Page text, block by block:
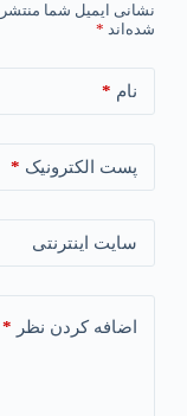
نشانی ایمیل شما
شده‌اند *
نام *
پست الکترونیک *
سایت اینترنتی
اضافه کردن نظر *